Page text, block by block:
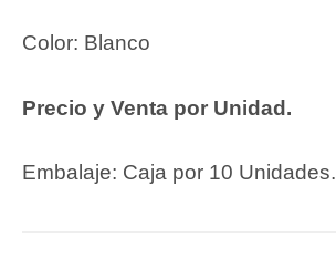
Color: Blanco
Precio y Venta por Unidad.
Embalaje: Caja por 10 Unidades.